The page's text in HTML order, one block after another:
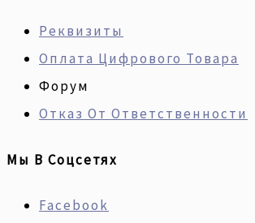
Реквизиты
Оплата Цифрового Товара
Форум
Отказ От Ответственности
Мы В Соцсетях
Facebook